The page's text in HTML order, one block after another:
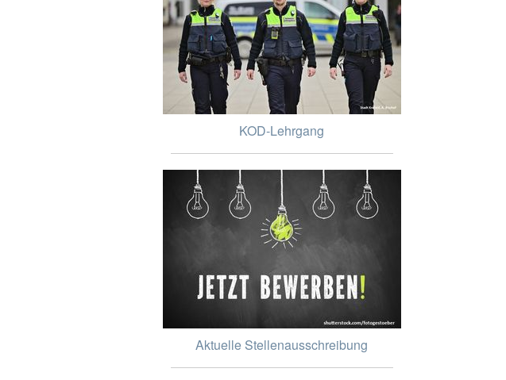
KOD-Lehrgang
Aktuelle Stellenausschreibung